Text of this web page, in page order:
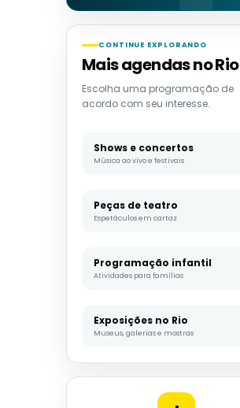
CONTINUE EXPLORANDO
Mais agendas no Rio
Escolha uma programação de
acordo com seu interesse.
Shows e concertos
Música ao vivo e festivais
Peças de teatro
Espetáculos em cartaz
Programação infantil
Atividades para famílias
Exposições no Rio
Museus, galerias e mostras